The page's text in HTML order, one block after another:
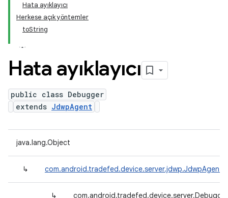
Hata ayıklayıcı
Herkese açık yöntemler
toString
Hata ayıklayıcı
public class Debugger
extends JdwpAgent
java.lang.Object
↳ com.android.tradefed.device.server.jdwp.JdwpAgent
↳ com.android.tradefed.device.server.Debugger